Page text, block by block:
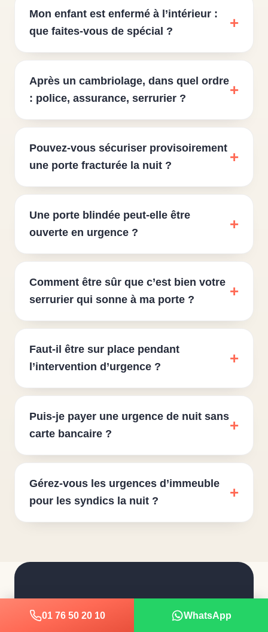
Mon enfant est enfermé à l’intérieur :
que faites-vous de spécial ?
Après un cambriolage, dans quel ordre
: police, assurance, serrurier ?
Pouvez-vous sécuriser provisoirement
une porte fracturée la nuit ?
Une porte blindée peut-elle être
ouverte en urgence ?
Comment être sûr que c’est bien votre
serrurier qui sonne à ma porte ?
Faut-il être sur place pendant
l’intervention d’urgence ?
Puis-je payer une urgence de nuit sans
carte bancaire ?
Gérez-vous les urgences d’immeuble
pour les syndics la nuit ?
Bloqué dehors, là,
?
01 76 50 20 10 WhatsApp